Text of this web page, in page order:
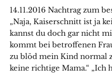
14.11.2016 Nachtrag zum
„Naja, Kaiserschnitt ist ja
kannst du doch gar nicht
kommt bei betroffenen
zu blöd mein Kind normal
keine richtige Mama.“ „Ich